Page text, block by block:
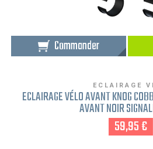
Commander
ECLAIRAGE
ECLAIRAGE VÉLO AVANT KNOG
AVANT NOIR
59,95 €